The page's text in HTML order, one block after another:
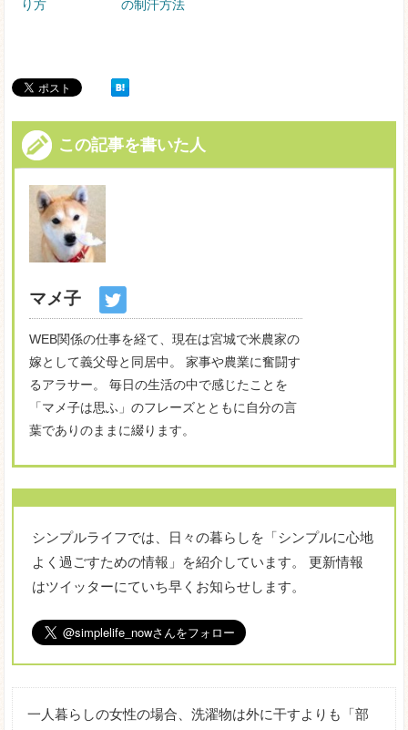
り方
の制汗方法
この記事を書いた人
マメ子
WEB関係の仕事を経て、現在は宮城で米農家の
嫁として義父母と同居中。 家事や農業に奮闘す
るアラサー。 毎日の生活の中で感じたことを
「マメ子は思ふ」のフレーズとともに自分の言
葉でありのままに綴ります。
シンプルライフでは、日々の暮らしを「シンプルに心地
よく過ごすための情報」を紹介しています。 更新情報
はツイッターにていち早くお知らせします。
一人暮らしの女性の場合、洗濯物は外に干すよりも「部